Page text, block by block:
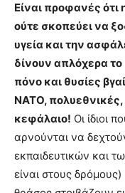
Είναι προφανές ότι
ούτε σκοπεύει να
υγεία και την
δίνουν απλόχερα
πόνο και θυσίες
ΝΑΤΟ, πολυεθνικές,
κεφάλαιο! Οι ίδιοι
αρνούνται να
εκπαιδευτικών και
είναι στους